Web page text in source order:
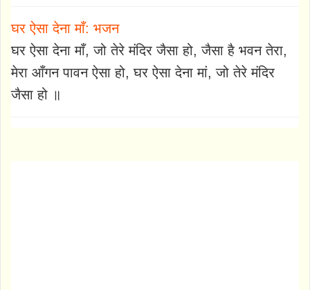
घर ऐसा देना माँ: भजन
घर ऐसा देना माँ, जो तेरे मंदिर जैसा हो, जैसा है भवन तेरा,
मेरा आँगन पावन ऐसा हो, घर ऐसा देना मां, जो तेरे मंदिर
जैसा हो ॥